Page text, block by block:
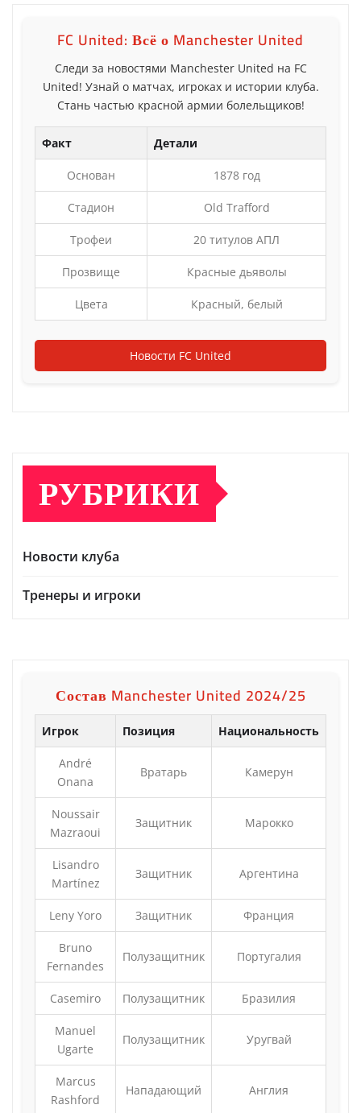
FC United: Всё о Manchester United
Следи за новостями Manchester United на FC
United! Узнай о матчах, игроках и истории клуба.
Стань частью красной армии болельщиков!
Факт Детали
Основан 1878 год
Стадион Old Trafford
Трофеи 20 титулов АПЛ
Прозвище Красные дьяволы
Цвета Красный, белый
Новости FC United
РУБРИКИ
Новости клуба
Тренеры и игроки
Состав Manchester United 2024/25
Игрок Позиция Национальность
André
Onana
Вратарь Камерун
Noussair
Mazraoui
Защитник Марокко
Lisandro
Martínez
Защитник Аргентина
Leny Yoro Защитник Франция
Bruno
Fernandes
Полузащитник Португалия
Casemiro Полузащитник Бразилия
Manuel
Ugarte
Полузащитник Уругвай
Marcus
Rashford
Нападающий Англия